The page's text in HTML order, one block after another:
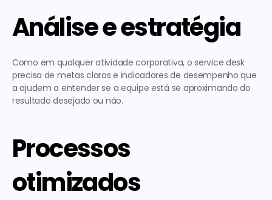
Análise e estratégia
Como em qualquer atividade corporativa, o service desk
precisa de metas claras e indicadores de desempenho que
a ajudem a entender se a equipe está se aproximando do
resultado desejado ou não.
Processos
otimizados